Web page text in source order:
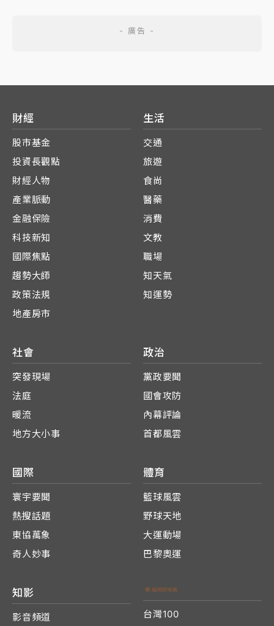
財經
股市基金
投資長觀點
財經人物
產業脈動
金融保險
科技新知
國際焦點
趨勢大師
政策法規
地產房市
生活
交通
旅遊
食尚
醫藥
消費
文教
職場
知天氣
知運勢
社會
突發現場
法庭
暖流
地方大小事
政治
黨政要聞
國會攻防
內幕評論
首都風雲
國際
寰宇要聞
熱搜話題
東協萬象
奇人妙事
體育
籃球風雲
野球天地
大運動場
巴黎奧運
知影
影音頻道
台灣100